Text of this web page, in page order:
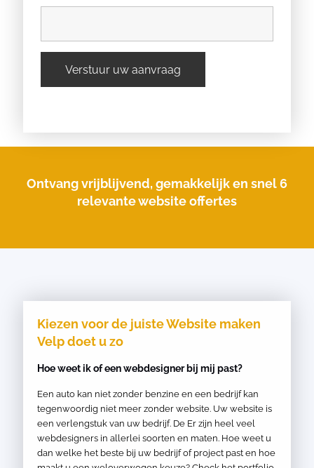
Ontvang vrijblijvend, gemakkelijk en snel 6
relevante website offertes
Kiezen voor de juiste Website maken
Velp doet u zo
Hoe weet ik of een webdesigner bij mij past?
Een auto kan niet zonder benzine en een bedrijf kan
tegenwoordig niet meer zonder website. Uw website is
een verlengstuk van uw bedrijf. De Er zijn heel veel
webdesigners in allerlei soorten en maten. Hoe weet u
dan welke het beste bij uw bedrijf of project past en hoe